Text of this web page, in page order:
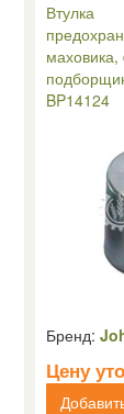
Втулка
BP14124
Бренд:
Цену